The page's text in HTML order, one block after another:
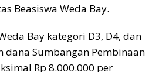
Beasiswa Weda Bay.
Bay kategori D3, D4, dan
dana Sumbangan Pembinaan
Rp 8.000.000 per